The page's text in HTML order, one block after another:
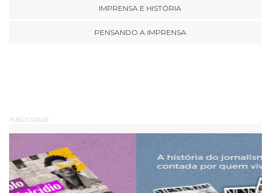
IMPRENSA E HISTÓRIA
PENSANDO A IMPRENSA
PUBLICIDADE